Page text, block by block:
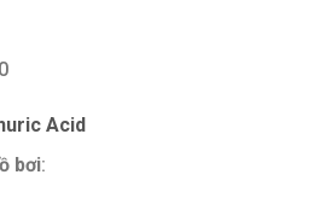
Acid
bơi: